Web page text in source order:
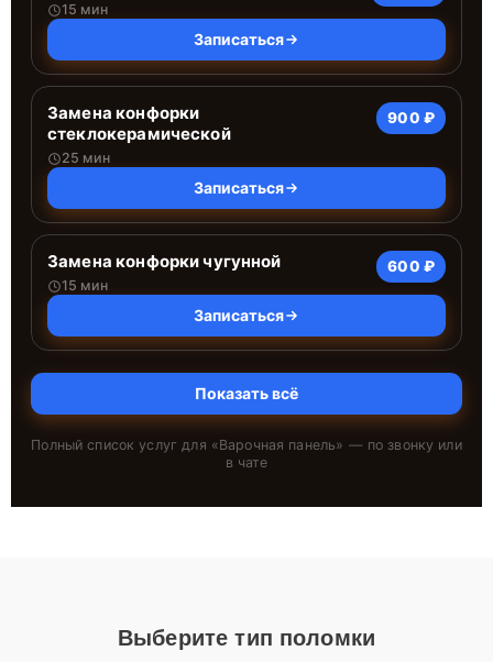
15 мин
Записаться
Замена конфорки
стеклокерамической
25 мин
900 ₽
Записаться
Замена конфорки чугунной
15 мин
600 ₽
Записаться
Показать всё
Полный список услуг для «Варочная панель» — по звонку или
в чате
Выберите тип поломки